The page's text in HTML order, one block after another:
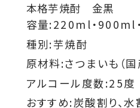
本格芋焼酎 金黒
容量:220ml・900ml
種別:芋焼酎
原材料:さつまいも（国
アルコール度数:25度
おすすめ:炭酸割り、水